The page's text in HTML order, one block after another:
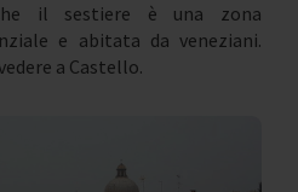
il sestiere è una zona
e abitata da veneziani.
a Castello.